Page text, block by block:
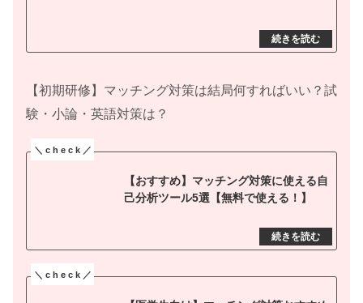
【初期研修】マッチング対策は結局何すればいい？試
験・小論・英語対策は？
【おすすめ】マッチング対策に使える自
己分析ツール5選【無料で使える！】